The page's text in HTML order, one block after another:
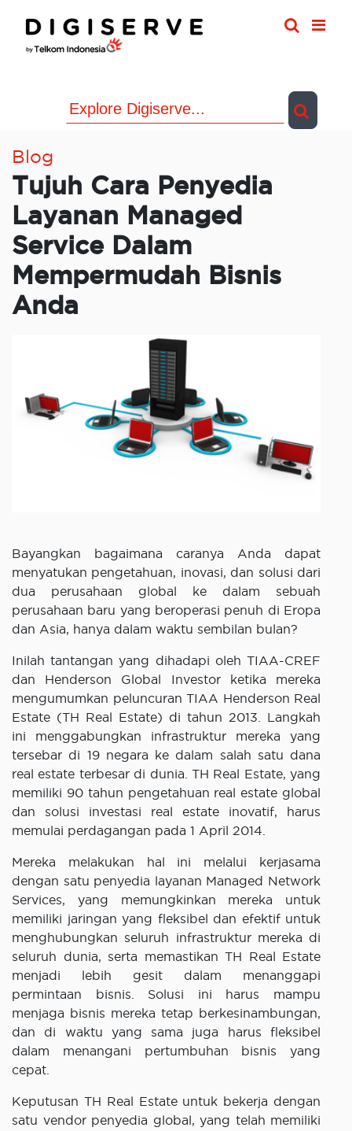
content
Blog
Tujuh Cara Penyedia
Layanan Managed
Service Dalam
Mempermudah Bisnis
Anda
Bayangkan bagaimana caranya Anda dapat
menyatukan pengetahuan, inovasi, dan solusi dari
dua perusahaan global ke dalam sebuah
perusahaan baru yang beroperasi penuh di Eropa
dan Asia, hanya dalam waktu sembilan bulan?
Inilah tantangan yang dihadapi oleh TIAA-CREF
dan Henderson Global Investor ketika mereka
mengumumkan peluncuran TIAA Henderson Real
Estate (TH Real Estate) di tahun 2013. Langkah
ini menggabungkan infrastruktur mereka yang
tersebar di 19 negara ke dalam salah satu dana
real estate terbesar di dunia. TH Real Estate, yang
memiliki 90 tahun pengetahuan real estate global
dan solusi investasi real estate inovatif, harus
memulai perdagangan pada 1 April 2014.
Mereka melakukan hal ini melalui kerjasama
dengan satu penyedia layanan Managed Network
Services, yang memungkinkan mereka untuk
memiliki jaringan yang fleksibel dan efektif untuk
menghubungkan seluruh infrastruktur mereka di
seluruh dunia, serta memastikan TH Real Estate
menjadi lebih gesit dalam menanggapi
permintaan bisnis. Solusi ini harus mampu
menjaga bisnis mereka tetap berkesinambungan,
dan di waktu yang sama juga harus fleksibel
dalam menangani pertumbuhan bisnis yang
cepat.
Keputusan TH Real Estate untuk bekerja dengan
satu vendor penyedia global, yang telah memiliki